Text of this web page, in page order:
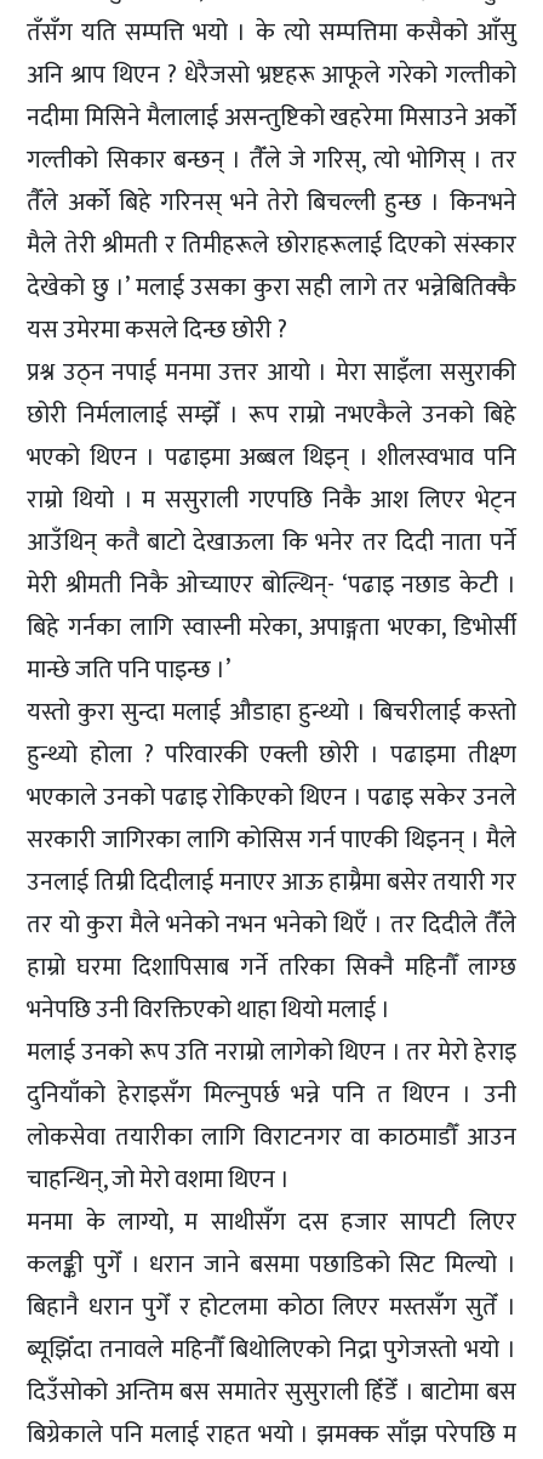
तँसँग यति सम्पत्ति भयो । के त्यो सम्पत्तिमा कसैको आँसु
अनि श्राप थिएन ? धेरैजसो भ्रष्टहरू आफूले गरेको गल्तीको
नदीमा मिसिने मैलालाई असन्तुष्टिको खहरेमा मिसाउने अर्को
गल्तीको सिकार बन्छन् । तैँले जे गरिस्, त्यो भोगिस् । तर
तैँले अर्को बिहे गरिनस् भने तेरो बिचल्ली हुन्छ । किनभने
मैले तेरी श्रीमती र तिमीहरूले छोराहरूलाई दिएको संस्कार
देखेको छु ।’ मलाई उसका कुरा सही लागे तर भन्नेबितिक्कै
यस उमेरमा कसले दिन्छ छोरी ?
प्रश्न उठ्न नपाई मनमा उत्तर आयो । मेरा साइँला ससुराकी
छोरी निर्मलालाई सम्झेँ । रूप राम्रो नभएकैले उनको बिहे
भएको थिएन । पढाइमा अब्बल थिइन् । शीलस्वभाव पनि
राम्रो थियो । म ससुराली गएपछि निकै आश लिएर भेट्न
आउँथिन् कतै बाटो देखाऊला कि भनेर तर दिदी नाता पर्ने
मेरी श्रीमती निकै ओच्याएर बोल्थिन्- ‘पढाइ नछाड केटी ।
बिहे गर्नका लागि स्वास्नी मरेका, अपाङ्गता भएका, डिभोर्सी
मान्छे जति पनि पाइन्छ ।’
यस्तो कुरा सुन्दा मलाई औडाहा हुन्थ्यो । बिचरीलाई कस्तो
हुन्थ्यो होला ? परिवारकी एक्ली छोरी । पढाइमा तीक्ष्ण
भएकाले उनको पढाइ रोकिएको थिएन । पढाइ सकेर उनले
सरकारी जागिरका लागि कोसिस गर्न पाएकी थिइनन् । मैले
उनलाई तिम्री दिदीलाई मनाएर आऊ हाम्रैमा बसेर तयारी गर
तर यो कुरा मैले भनेको नभन भनेको थिएँ । तर दिदीले तैँले
हाम्रो घरमा दिशापिसाब गर्ने तरिका सिक्नै महिनौँ लाग्छ
भनेपछि उनी विरक्तिएको थाहा थियो मलाई ।
मलाई उनको रूप उति नराम्रो लागेको थिएन । तर मेरो हेराइ
दुनियाँको हेराइसँग मिल्नुपर्छ भन्ने पनि त थिएन । उनी
लोकसेवा तयारीका लागि विराटनगर वा काठमाडौँ आउन
चाहन्थिन्, जो मेरो वशमा थिएन ।
मनमा के लाग्यो, म साथीसँग दस हजार सापटी लिएर
कलङ्की पुगेँ । धरान जाने बसमा पछाडिको सिट मिल्यो ।
बिहानै धरान पुगेँ र होटलमा कोठा लिएर मस्तसँग सुतेँ ।
ब्यूझिँदा तनावले महिनौँ बिथोलिएको निद्रा पुगेजस्तो भयो ।
दिउँसोको अन्तिम बस समातेर सुसुराली हिँडेँ । बाटोमा बस
बिग्रेकाले पनि मलाई राहत भयो । झमक्क साँझ परेपछि म